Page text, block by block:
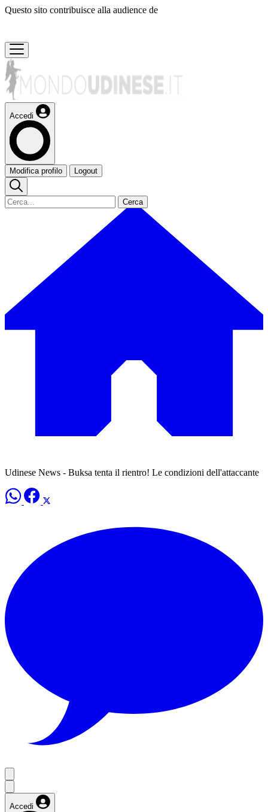
Questo sito contribuisce alla audience de
Accedi
Modifica profilo Logout
Cerca
Udinese News - Buksa tenta il rientro! Le condizioni dell'attaccante
Accedi